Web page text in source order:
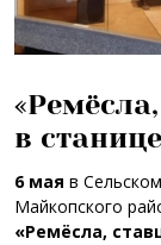
в
6 мая в
Майкопского
«Ремёсла,